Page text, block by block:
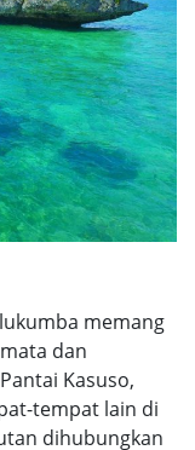
memang
dan
Kasuso,
tempat lain di
dihubungkan